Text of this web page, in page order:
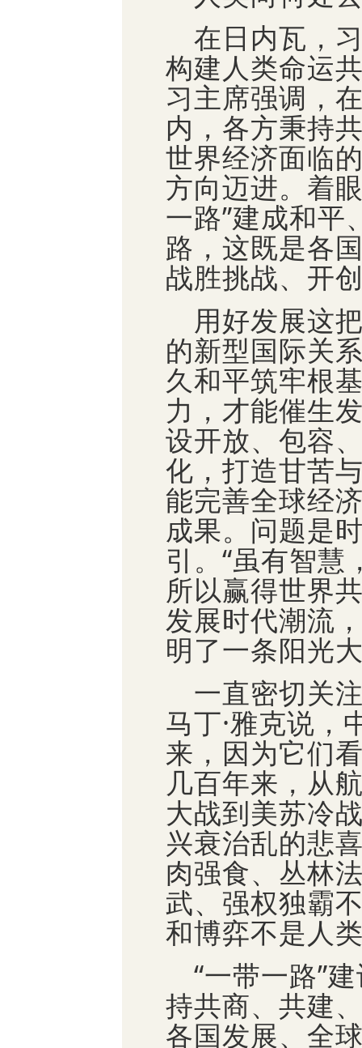
在日内瓦，
构建人类命运
习主席强调，
内，各方秉持
世界经济面临
方向迈进。着
一路”建成和平
路，这既是各
战胜挑战、开
用好发展这
的新型国际关
久和平筑牢根
力，才能催生
设开放、包容
化，打造甘苦
能完善全球经
成果。问题是
引。“虽有智慧
所以赢得世界
发展时代潮流
明了一条阳光
一直密切关
马丁·雅克说，
来，因为它们
几百年来，从
大战到美苏冷
兴衰治乱的悲
肉强食、丛林
武、强权独霸
和博弈不是人
“一带一路”
持共商、共建
各国发展、全